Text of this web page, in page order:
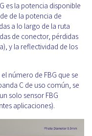
es la potencia disponible
de la potencia de
a lo largo de la ruta
de conector, pérdidas
y la reflectividad de los
número de FBG que se
C de uso común, se
solo sensor FBG
aplicaciones).